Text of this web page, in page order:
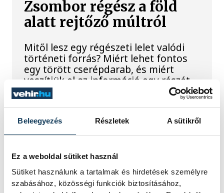
Beleegyezés Részletek A sütikről
Ez a weboldal sütiket használ
Sütiket használunk a tartalmak és hirdetések személyre
szabásához, közösségi funkciók biztosításához,
Zsombor régész a föld
alatt rejtőző múltról
Mitől lesz egy régészeti lelet valódi
történeti forrás? Miért lehet fontos
egy törött cserépdarab, és miért
veszítjük el az információ egy részét,
ha egy tárgyat dokumentáció nélkül
emelnek ki a földből? Többek között
veszprémi Laczkó Dezső Múzeum
régésze a We Are Smart!
alkalmán.